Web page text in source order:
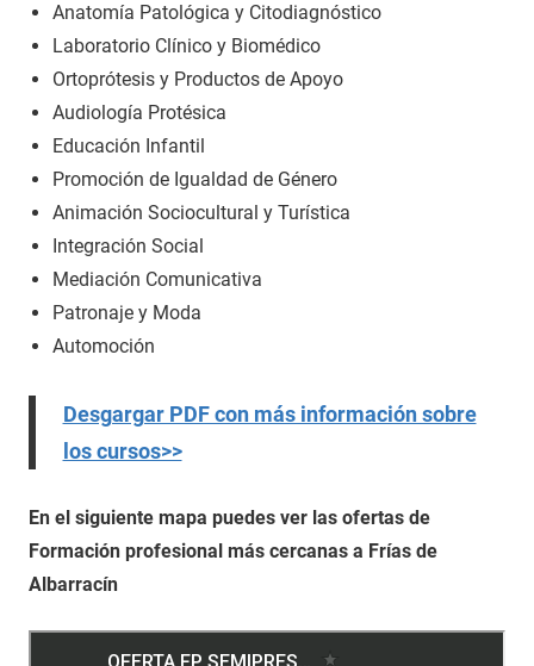
Anatomía Patológica y Citodiagnóstico
Laboratorio Clínico y Biomédico
Ortoprótesis y Productos de Apoyo
Audiología Protésica
Educación Infantil
Promoción de Igualdad de Género
Animación Sociocultural y Turística
Integración Social
Mediación Comunicativa
Patronaje y Moda
Automoción
Desgargar PDF con más información sobre
los cursos>>
En el siguiente mapa puedes ver las ofertas de
Formación profesional más cercanas a Frías de
Albarracín